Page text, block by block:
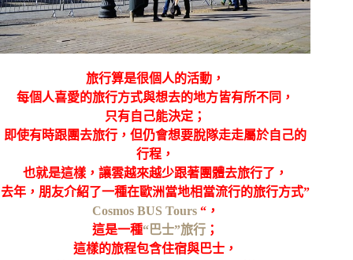
旅行算是很個人的活動，
每個人喜愛的旅行方式與想去的地方皆有所不同，
只有自己能決定；
即使有時跟團去旅行，但仍會想要脫隊走走屬於自己的
行程，
也就是這樣，讓雲越來越少跟著團體去旅行了，
去年，朋友介紹了一種在歐洲當地相當流行的旅行方式”
Cosmos BUS Tours “，
這是一種“巴士”旅行 ；
這樣的旅程包含住宿與巴士，